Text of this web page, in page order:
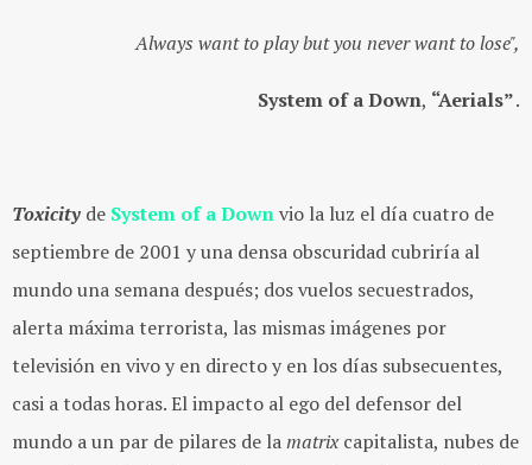
Always want to play but you never want to lose",
System of a Down, “Aerials”.
Toxicity de System of a Downvio la luz el día cuatro de
septiembre de 2001 y una densa obscuridad cubriría al
mundo una semana después; dos vuelos secuestrados,
alerta máxima terrorista, las mismas imágenes por
televisión en vivo y en directo y en los días subsecuentes,
casi a todas horas. El impacto al ego del defensor del
mundo a un par de pilares de lamatrixcapitalista, nubes de